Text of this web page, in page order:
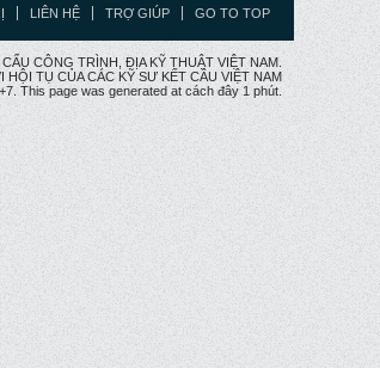
LIÊN HỆ TRỢ GIÚP GO TO TOP
CÔNG TRÌNH, ĐỊA KỸ THUẬT VIỆT NAM.
TỤ CỦA CÁC KỸ SƯ KẾT CÂU VIỆT NAM
This page was generated at cách đây 1 phút.